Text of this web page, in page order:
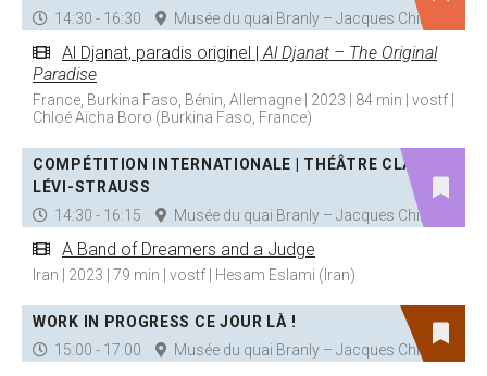
14:30 - 16:30
Musée du quai Branly – Jacques Chirac
Al Djanat, paradis originel |Al Djanat – The Original
Paradise
France, Burkina Faso, Bénin, Allemagne | 2023 | 84 min | vostf |
Chloé Aïcha Boro (Burkina Faso, France)
COMPÉTITION INTERNATIONALE | THÉÂTRE CLAUDE
LÉVI-STRAUSS
14:30 - 16:15
Musée du quai Branly – Jacques Chirac
A Band of Dreamers and a Judge
Iran | 2023 | 79 min | vostf | Hesam Eslami (Iran)
WORK IN PROGRESS CE JOUR LÀ !
15:00 - 17:00
Musée du quai Branly – Jacques Chirac